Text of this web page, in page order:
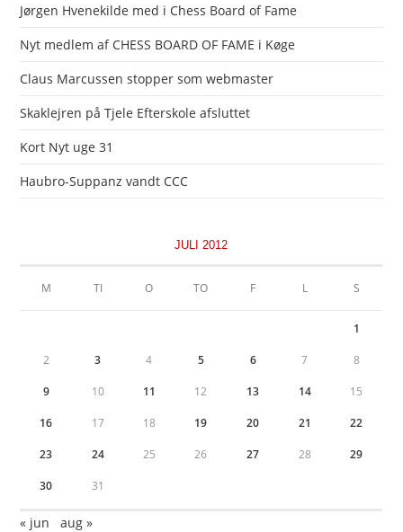
Jørgen Hvenekilde med i Chess Board of Fame
Nyt medlem af CHESS BOARD OF FAME i Køge
Claus Marcussen stopper som webmaster
Skaklejren på Tjele Efterskole afsluttet
Kort Nyt uge 31
Haubro-Suppanz vandt CCC
JULI 2012
M TI O TO F L S
1
2 3 4 5 6 7 8
9 10 11 12 13 14 15
16 17 18 19 20 21 22
23 24 25 26 27 28 29
30 31
« jun aug »